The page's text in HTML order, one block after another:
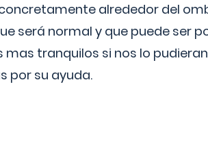
alrededor del
será normal y que puede ser
mas tranquilos si nos lo
por su ayuda.